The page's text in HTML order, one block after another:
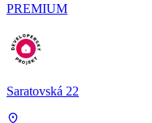
PREMIUM
Saratovská 22